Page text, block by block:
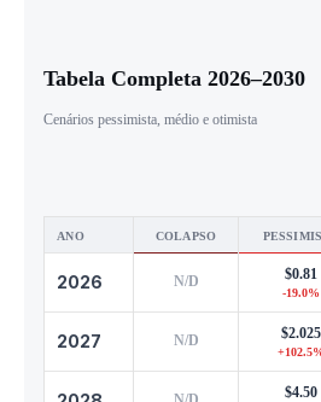
Tabela Completa 2026–2030
Cenários pessimista, médio e otimista
ANO COLAPSO
2026 N/D $0.81
-19.0%
2027 N/D $2.025
$4.50